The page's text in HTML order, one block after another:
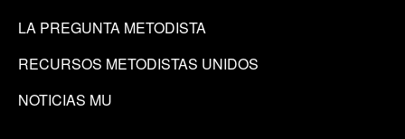
LA PREGUNTA METODISTA
RECURSOS METODISTAS UNIDOS
NOTICIAS MU